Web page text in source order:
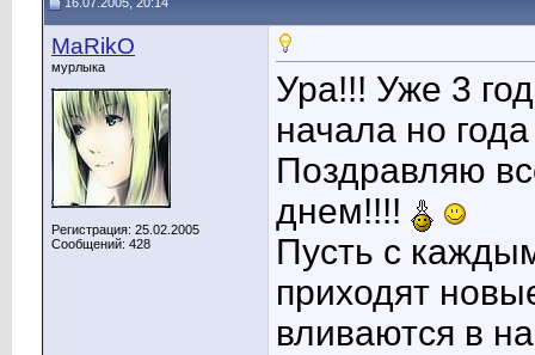
MaRikO
мурлыка
Регистрация: 25.02.2005
Сообщений: 428
Ура!!! Уже 3
начала но
Поздравляю
днем!!!!
Пусть с
приходят
вливаются в